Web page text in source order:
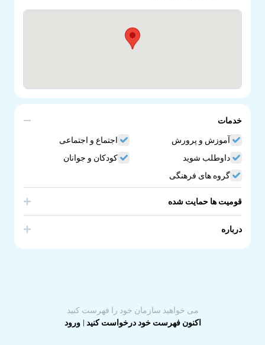
خدمات
آموزش و پرورش
اجتماع و اجتماعی
داوطلب شوید
کودکان و جوانان
گروه های فرهنگی
قومیت ها حمایت شده
درباره
می خواهید سازمان خود را فهرست کنید
اکنون فهرست خود درخواست کنید |ورود